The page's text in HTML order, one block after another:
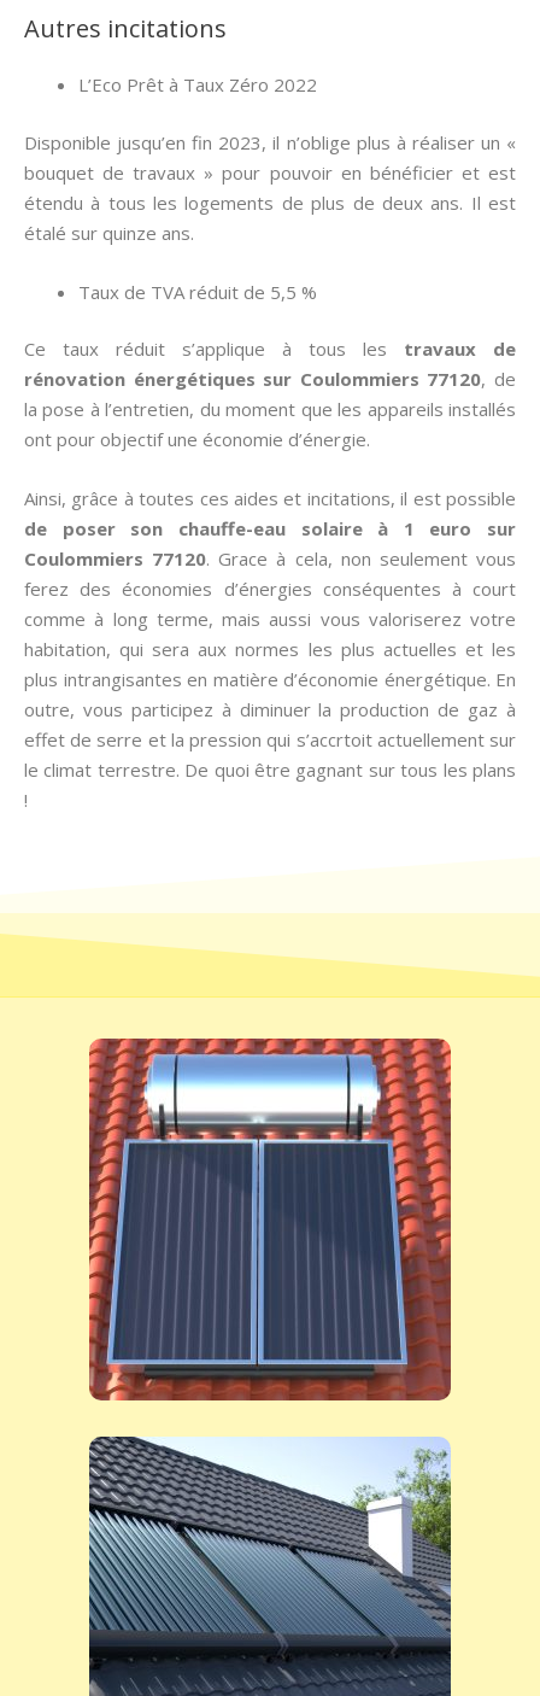
Autres incitations
L’Eco Prêt à Taux Zéro 2022
Disponible jusqu’en fin 2023, il n’oblige plus à réaliser un «
bouquet de travaux » pour pouvoir en bénéficier et est
étendu à tous les logements de plus de deux ans. Il est
étalé sur quinze ans.
Taux de TVA réduit de 5,5 %
Ce taux réduit s’applique à tous les travaux de
rénovation énergétiques sur Coulommiers 77120, de
la pose à l’entretien, du moment que les appareils installés
ont pour objectif une économie d’énergie.
Ainsi, grâce à toutes ces aides et incitations, il est possible
de poser son chauffe-eau solaire à 1 euro sur
Coulommiers 77120. Grace à cela, non seulement vous
ferez des économies d’énergies conséquentes à court
comme à long terme, mais aussi vous valoriserez votre
habitation, qui sera aux normes les plus actuelles et les
plus intrangisantes en matière d’économie énergétique. En
outre, vous participez à diminuer la production de gaz à
effet de serre et la pression qui s’accrtoit actuellement sur
le climat terrestre. De quoi être gagnant sur tous les plans
!